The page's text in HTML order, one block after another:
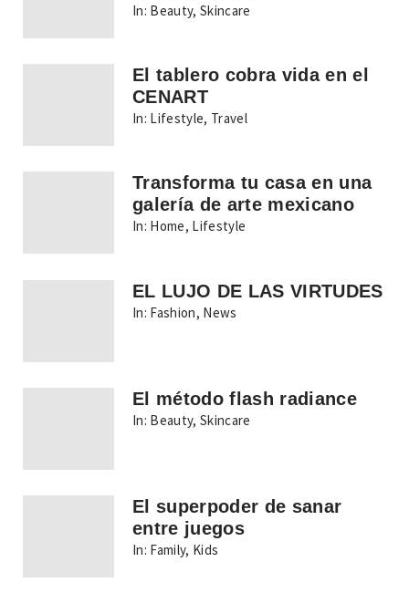
In: Beauty,Skincare
El tablero cobra vida en el
CENART
In: Lifestyle, Travel
Transforma tu casa en una
galería de arte mexicano
In: Home, Lifestyle
EL LUJO DE LAS VIRTUDES
In: Fashion, News
El método flash radiance
In: Beauty,Skincare
El superpoder de sanar
entre juegos
In: Family, Kids